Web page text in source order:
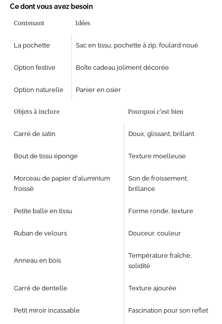
Ce dont vous avez besoin
Contenant Idées
La pochette Sac en tissu, pochette à zip, foulard noué
Option festive Boîte cadeau joliment décorée
Option naturelle Panier en osier
Objets à inclure Pourquoi c'est bien
Carré de satin Doux, glissant, brillant
Bout de tissu éponge Texture moelleuse
Morceau de papier d'aluminium
froissé
Son de froissement,
brillance
Petite balle en tissu Forme ronde, texture
Ruban de velours Douceur, couleur
Anneau en bois
Température fraîche,
solidité
Carré de dentelle Texture ajourée
Petit miroir incassable Fascination pour son reflet